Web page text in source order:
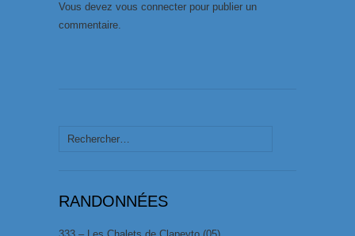
Vous devez vous connecter pour publier un
commentaire.
Rechercher :
RANDONNÉES